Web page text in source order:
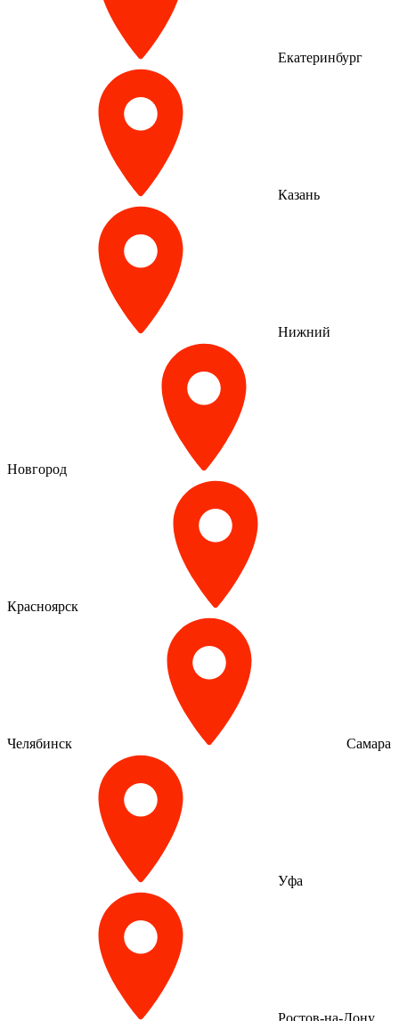
Екатеринбург
Казань
Нижний
Новгород
Красноярск
Челябинск Самара
Уфа
Ростов-на-Дону